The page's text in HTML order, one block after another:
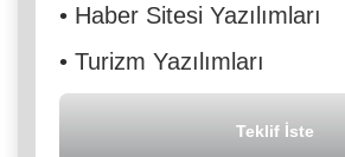
• Haber Sitesi Yazılımları
• Turizm Yazılımları
Teklif İste